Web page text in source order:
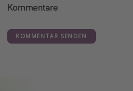
Kommentare
KOMMENTAR SENDEN